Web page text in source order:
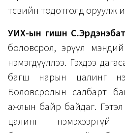
төсвийн тодотголд оруулж
УИХ-ын гишүүн
боловсрол, эрүүл
нэмэгдүүллээ. Гэхдээ
багш нарын цалинг
Боловсролын салбарт
ажлын байр байдаг.
цалинг